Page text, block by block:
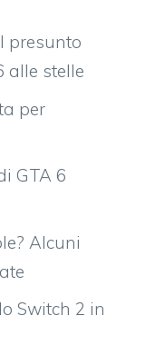
presunto
alle stelle
per
GTA 6
Alcuni
Switch 2 in